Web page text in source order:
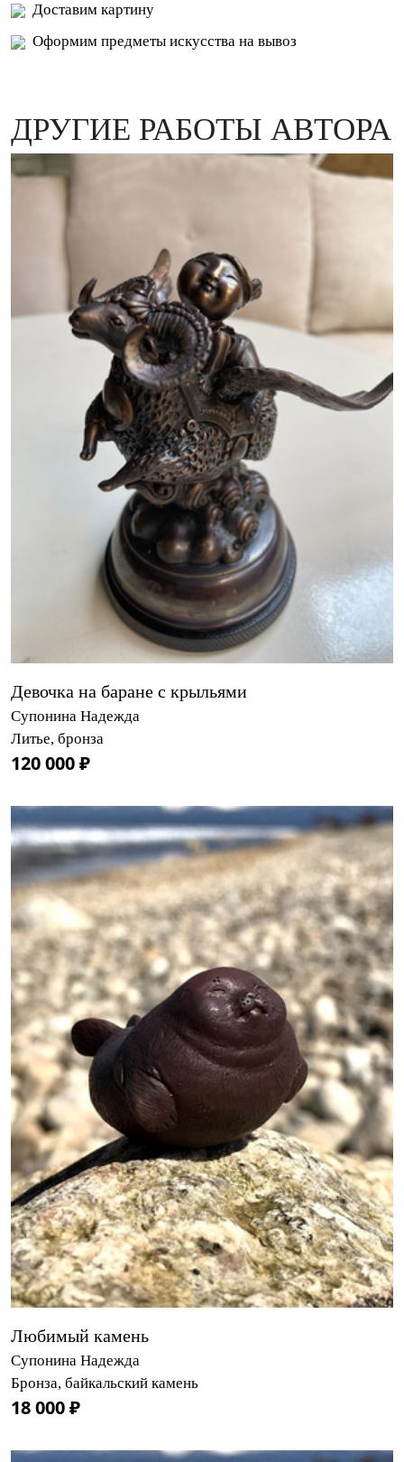
Доставим картину
Оформим предметы искусства на вывоз
ДРУГИЕ РАБОТЫ АВТОРА
Девочка на баране с крыльями
Супонина Надежда
Литье, бронза
120 000 ₽
Любимый камень
Супонина Надежда
Бронза, байкальский камень
18 000 ₽